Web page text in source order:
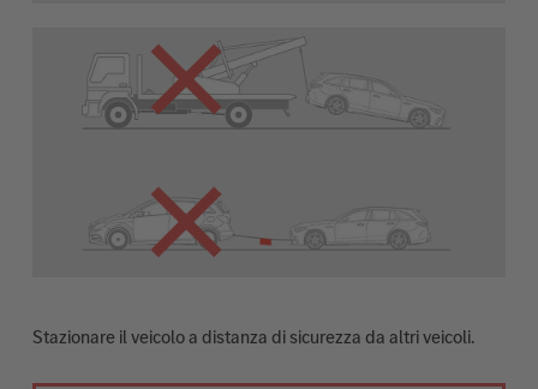
Stazionare il veicolo a distanza di sicurezza da altri veicoli.